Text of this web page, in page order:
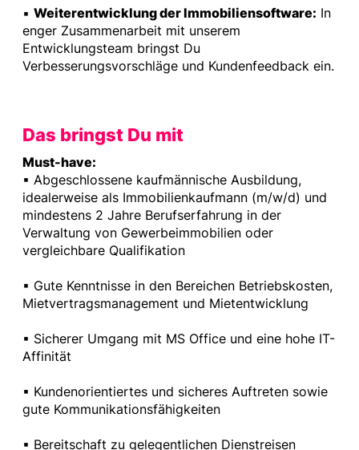
▪ Weiterentwicklung der Immobiliensoftware: In
enger Zusammenarbeit mit unserem
Entwicklungsteam bringst Du
Verbesserungsvorschläge und Kundenfeedback ein.
Das bringst Du mit
Must-have:
▪ Abgeschlossene kaufmännische Ausbildung,
idealerweise als Immobilienkaufmann (m/w/d) und
mindestens 2 Jahre Berufserfahrung in der
Verwaltung von Gewerbeimmobilien oder
vergleichbare Qualifikation
▪ Gute Kenntnisse in den Bereichen Betriebskosten,
Mietvertragsmanagement und Mietentwicklung
▪ Sicherer Umgang mit MS Office und eine hohe IT-
Affinität
▪ Kundenorientiertes und sicheres Auftreten sowie
gute Kommunikationsfähigkeiten
▪ Bereitschaft zu gelegentlichen Dienstreisen